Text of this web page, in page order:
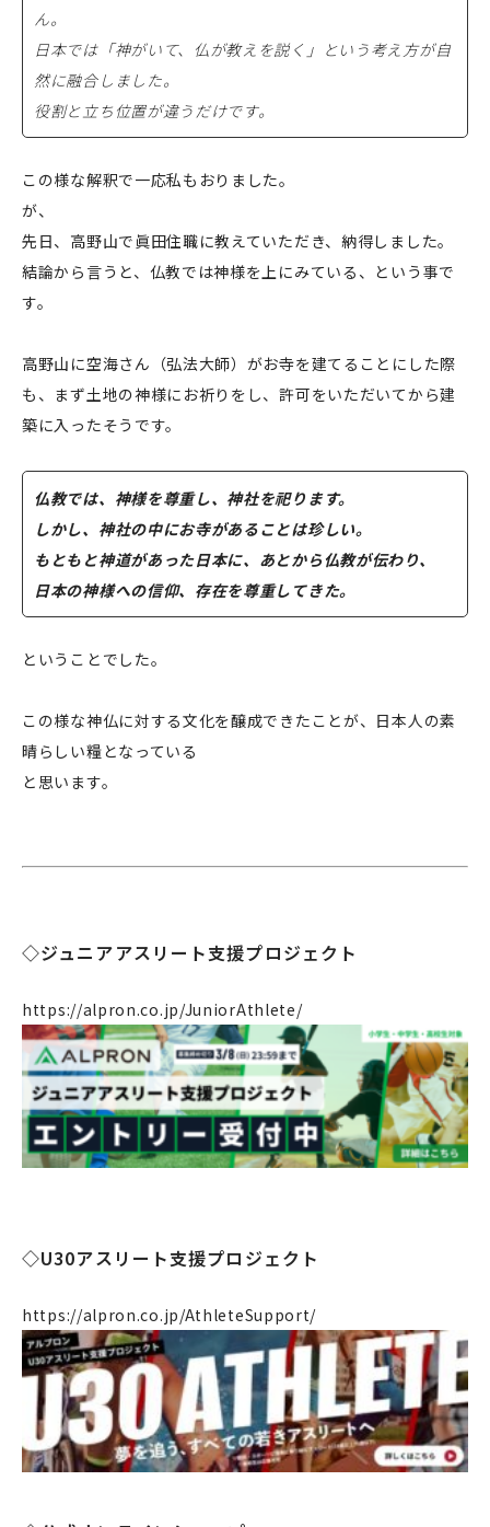
ん。
日本では「神がいて、仏が教えを説く」という考え方が自
然に融合しました。
役割と立ち位置が違うだけです。
この様な解釈で一応私もおりました。
が、
先日、高野山で眞田住職に教えていただき、納得しました。
結論から言うと、仏教では神様を上にみている、という事で
す。
高野山に空海さん（弘法大師）がお寺を建てることにした際
も、まず土地の神様にお祈りをし、許可をいただいてから建
築に入ったそうです。
仏教では、神様を尊重し、神社を祀ります。
しかし、神社の中にお寺があることは珍しい。
もともと神道があった日本に、あとから仏教が伝わり、
日本の神様への信仰、存在を尊重してきた。
ということでした。
この様な神仏に対する文化を醸成できたことが、日本人の素
晴らしい糧となっている
と思います。
◇ジュニアアスリート支援プロジェクト
https://alpron.co.jp/JuniorAthlete/
◇U30アスリート支援プロジェクト
https://alpron.co.jp/AthleteSupport/